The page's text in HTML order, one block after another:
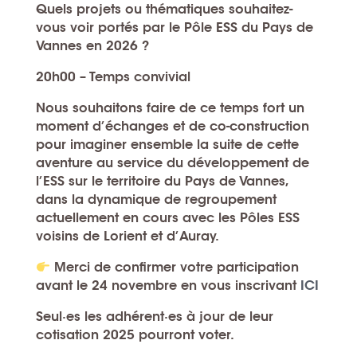
Quels projets ou thématiques souhaitez-
vous voir portés par le Pôle ESS du Pays de
Vannes en 2026 ?
20h00 – Temps convivial
Nous souhaitons faire de ce temps fort un
moment d’échanges et de co-construction
pour imaginer ensemble la suite de cette
aventure au service du développement de
l’ESS sur le territoire du Pays de Vannes,
dans la dynamique de regroupement
actuellement en cours avec les Pôles ESS
voisins de Lorient et d’Auray.
Merci de confirmer votre participation
avant le 24 novembreen vous inscrivantICI
Seul·es les adhérent·es à jour de leur
cotisation 2025 pourront voter.